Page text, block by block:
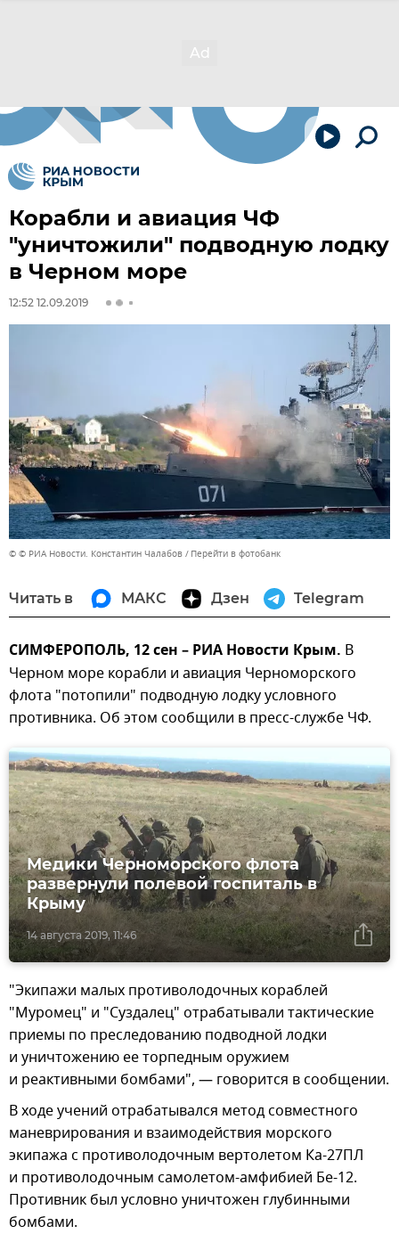
Корабли и авиация ЧФ
"уничтожили" подводную лодку
в Черном море
12:52 12.09.2019
© © РИА Новости. Константин Чалабов Перейти в фотобанк
Читать в МАКС Дзен Telegram
СИМФЕРОПОЛЬ, 12 сен – РИА Новости Крым. В
Черном море корабли и авиация Черноморского
флота "потопили" подводную лодку условного
противника. Об этом сообщили в пресс-службе ЧФ.
14 августа 2019, 11:46
Медики Черноморского флота
развернули полевой госпиталь в
Крыму
"Экипажи малых противолодочных кораблей
"Муромец" и "Суздалец" отрабатывали тактические
приемы по преследованию подводной лодки
и уничтожению ее торпедным оружием
и реактивными бомбами", — говорится в сообщении.
В ходе учений отрабатывался метод совместного
маневрирования и взаимодействия морского
экипажа с противолодочным вертолетом Ка-27ПЛ
и противолодочным самолетом-амфибией Бе-12.
Противник был условно уничтожен глубинными
бомбами.